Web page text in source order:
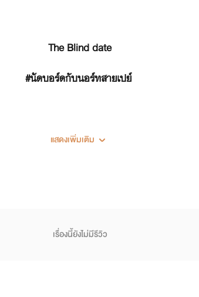
The Blind date
#นัดบอร์ดกับนอร์ทสายเปย์
ตั้งแต่นัดบอร์ดคราวนั้น
♕
แสดงเพิ่มเติม
เรื่องนี้ยังไม่มีรีวิว